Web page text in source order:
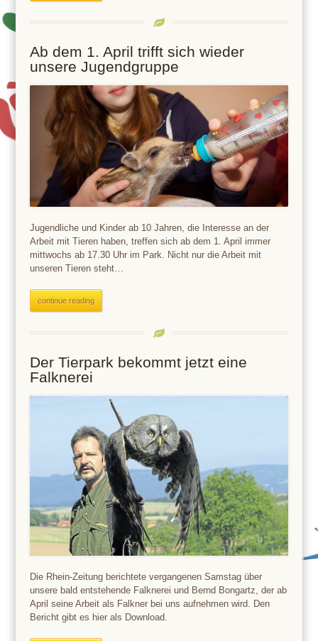
Ab dem 1. April trifft sich wieder
unsere Jugendgruppe
Jugendliche und Kinder ab 10 Jahren, die Interesse an der
Arbeit mit Tieren haben, treffen sich ab dem 1. April immer
mittwochs ab 17.30 Uhr im Park. Nicht nur die Arbeit mit
unseren Tieren steht…
continue reading
Der Tierpark bekommt jetzt eine
Falknerei
Die Rhein-Zeitung berichtete vergangenen Samstag über
unsere bald entstehende Falknerei und Bernd Bongartz, der ab
April seine Arbeit als Falkner bei uns aufnehmen wird. Den
Bericht gibt es hier als Download.